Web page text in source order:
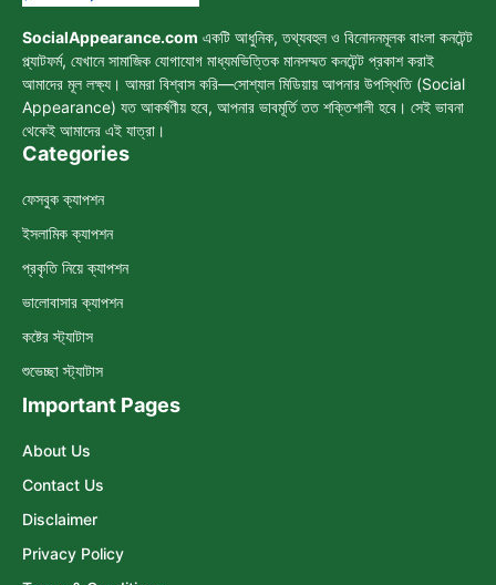
SocialAppearance.com একটি আধুনিক, তথ্যবহুল ও বিনোদনমূলক বাংলা কনটেন্ট
প্ল্যাটফর্ম, যেখানে সামাজিক যোগাযোগ মাধ্যমভিত্তিক মানসম্মত কনটেন্ট প্রকাশ করাই
আমাদের মূল লক্ষ্য। আমরা বিশ্বাস করি—সোশ্যাল মিডিয়ায় আপনার উপস্থিতি (Social
Appearance) যত আকর্ষণীয় হবে, আপনার ভাবমূর্তি তত শক্তিশালী হবে। সেই ভাবনা
থেকেই আমাদের এই যাত্রা।
Categories
ফেসবুক ক্যাপশন
ইসলামিক ক্যাপশন
প্রকৃতি নিয়ে ক্যাপশন
ভালোবাসার ক্যাপশন
কষ্টের স্ট্যাটাস
শুভেচ্ছা স্ট্যাটাস
Important Pages
About Us
Contact Us
Disclaimer
Privacy Policy